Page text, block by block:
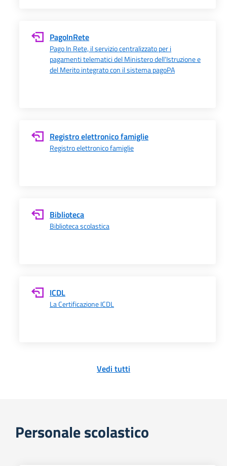
PagoInRete
Pago In Rete, il servizio centralizzato per i
pagamenti telematici del Ministero dell'Istruzione e
del Merito integrato con il sistema pagoPA
Registro elettronico famiglie
Registro elettronico famiglie
Biblioteca
Biblioteca scolastica
ICDL
La Certificazione ICDL
Vedi tutti
Personale scolastico